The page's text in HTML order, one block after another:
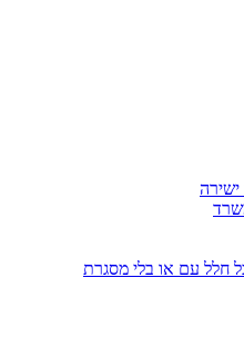
חלל עם או בלי מסגרת